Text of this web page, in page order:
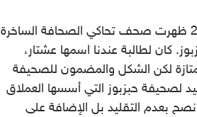
بعد سنة 2003 ظهرت صحف تحاكي الصحافة الساخرة
كان لطالبة عندنا اسمها عشتار،
لكن الشكل والمضمون للصحيفة
لصحيفة حبزبوز التي أسسها العملاق
بعدم التقليد بل الإضافة على